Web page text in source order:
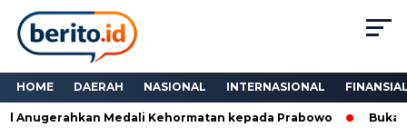
HOME DAERAH NASIONAL INTERNASIONAL
Medali Kehormatan kepada Prabowo Bukan